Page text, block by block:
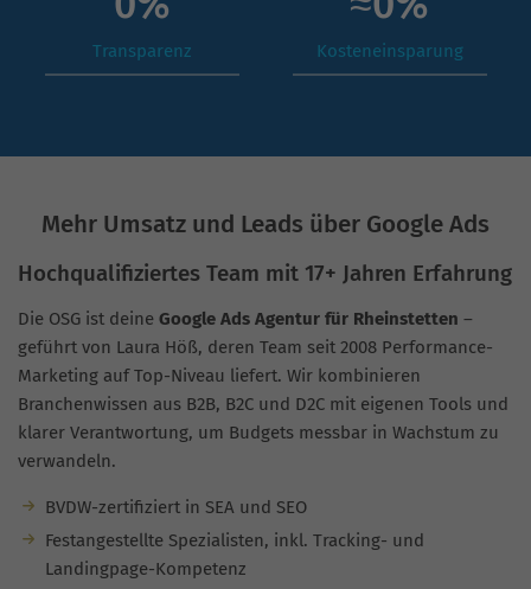
Transparenz Kosteneinsparung
Mehr Umsatz und Leads über Google Ads
Hochqualifiziertes Team mit 17+ Jahren Erfahrung
Die OSG ist deine Google Ads Agentur für Rheinstetten –
geführt von Laura Höß, deren Team seit 2008 Performance-
Marketing auf Top-Niveau liefert. Wir kombinieren
Branchenwissen aus B2B, B2C und D2C mit eigenen Tools und
klarer Verantwortung, um Budgets messbar in Wachstum zu
verwandeln.
BVDW-zertifiziert in SEA und SEO
Festangestellte Spezialisten, inkl. Tracking- und
Landingpage-Kompetenz